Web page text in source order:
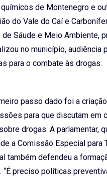
de Montenegro e
do Vale do Caí e
Sáude e Meio Ambiente,
no município, audiência
para o combate às drogas.
passo dado foi a
para que discutam em
drogas. A parlamentar,
a Comissão Especial para
também defendeu a
“É preciso políticas